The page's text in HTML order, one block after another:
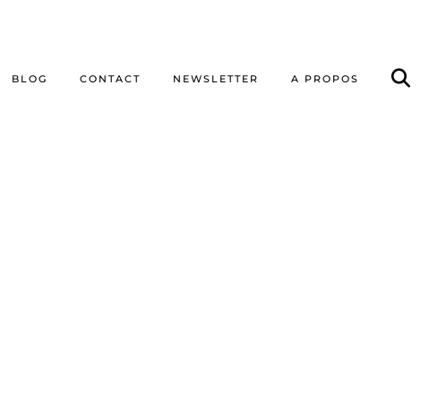
BLOG CONTACT NEWSLETTER A PROPOS